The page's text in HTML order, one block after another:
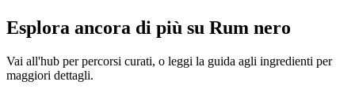
Esplora ancora di più su Rum nero
Vai all'hub per percorsi curati, o leggi la guida agli ingredienti per
maggiori dettagli.